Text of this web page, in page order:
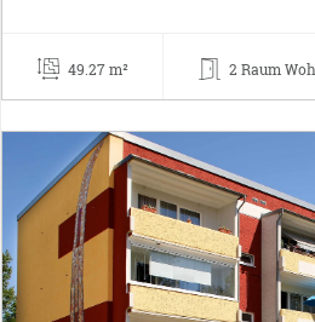
49.27 m² 2 Raum